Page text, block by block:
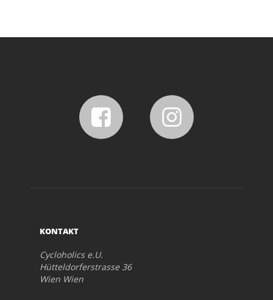
KONTAKT
Cycloholics e.U.
Hütteldorferstrasse 36
Wien Wien